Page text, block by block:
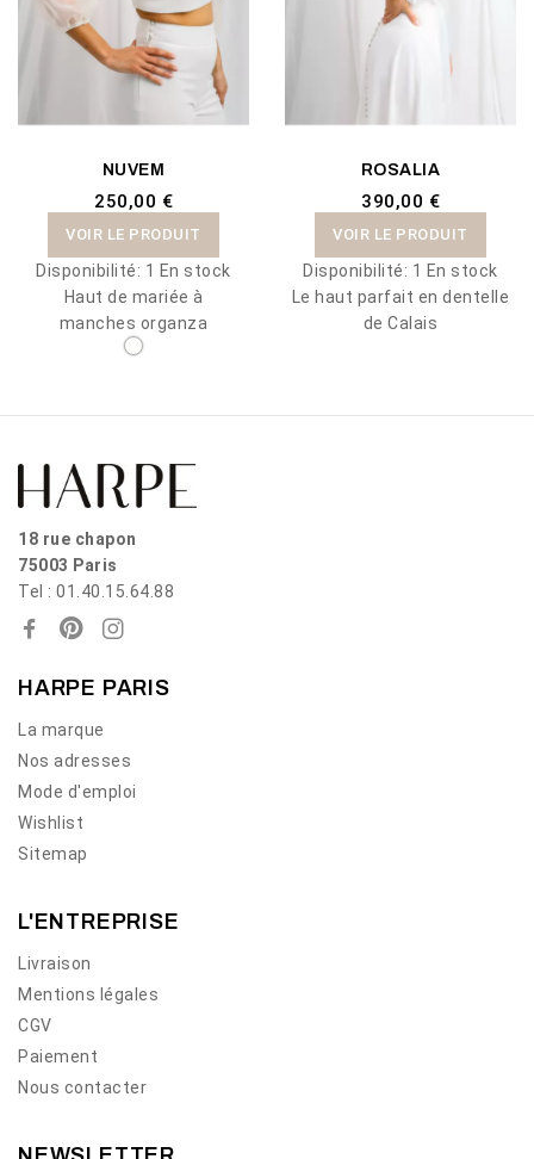
NUVEM
250,00 €
VOIR LE PRODUIT
Disponibilité: 1 En stock
Haut de mariée à
manches organza
ROSALIA
390,00 €
VOIR LE PRODUIT
Disponibilité: 1 En stock
Le haut parfait en dentelle
de Calais
18 rue chapon
75003 Paris
Tel : 01.40.15.64.88
HARPE PARIS
La marque
Nos adresses
Mode d'emploi
Wishlist
Sitemap
L'ENTREPRISE
Livraison
Mentions légales
CGV
Paiement
Nous contacter